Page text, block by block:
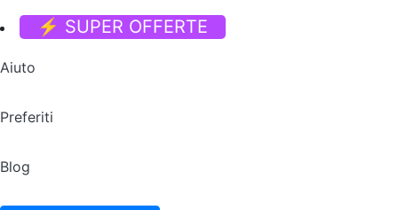
⚡ SUPER OFFERTE
Aiuto
Preferiti
Blog